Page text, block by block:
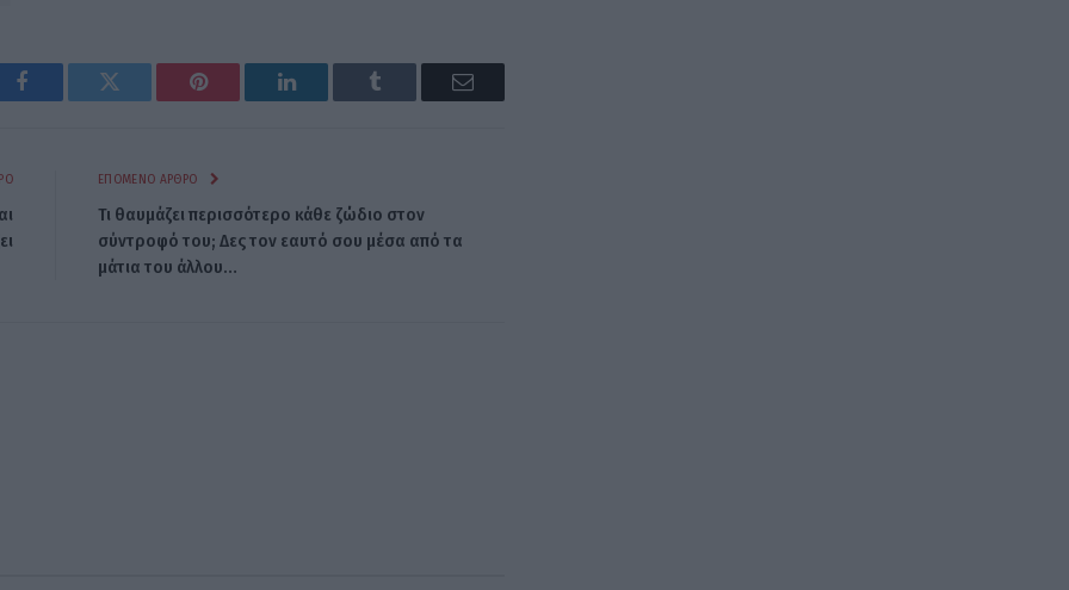
Facebook Twitter Pinterest LinkedIn Tumblr Email
ΕΠΌΜΕΝΟ ΆΡΘΡΟ
Τι θαυμάζει περισσότερο κάθε ζώδιο στον
σύντροφό του; Δες τον εαυτό σου μέσα από τα
μάτια του άλλου…